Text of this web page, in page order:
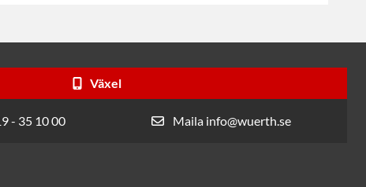
Växel
- 35 10 00 Maila info@wuerth.se